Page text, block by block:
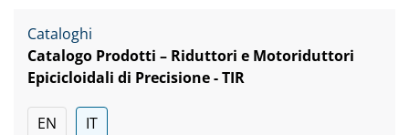
Cataloghi
Catalogo Prodotti – Riduttori e Motoriduttori
Epicicloidali di Precisione - TIR
EN IT